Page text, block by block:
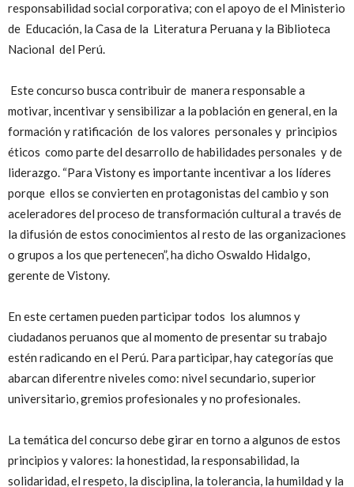
responsabilidad social corporativa; con el apoyo de el Ministerio
de Educación, la Casa de la Literatura Peruana y la Biblioteca
Nacional del Perú.
Este concurso busca contribuir de manera responsable a
motivar, incentivar y sensibilizar a la población en general, en la
formación y ratificación de los valores personales y principios
éticos como parte del desarrollo de habilidades personales y de
liderazgo. “Para Vistony es importante incentivar a los líderes
porque ellos se convierten en protagonistas del cambio y son
aceleradores del proceso de transformación cultural a través de
la difusión de estos conocimientos al resto de las organizaciones
o grupos a los que pertenecen”, ha dicho Oswaldo Hidalgo,
gerente de Vistony.
En este certamen pueden participar todos los alumnos y
ciudadanos peruanos que al momento de presentar su trabajo
estén radicando en el Perú. Para participar, hay categorías que
abarcan diferentre niveles como: nivel secundario, superior
universitario, gremios profesionales y no profesionales.
La temática del concurso debe girar en torno a algunos de estos
principios y valores: la honestidad, la responsabilidad, la
solidaridad, el respeto, la disciplina, la tolerancia, la humildad y la